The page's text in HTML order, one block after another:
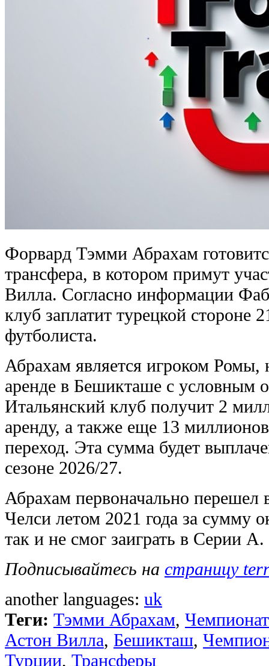
Форвард Тэмми Абрахам
трансфера, в котором примут
Вилла. Согласно информации
клуб заплатит турецкой стороне
футболиста.
Абрахам является игроком Ромы,
аренде в Бешикташе с условным
Итальянский клуб получит 2
аренду, а также еще 13
переход. Эта сумма будет
сезоне 2026/27.
Абрахам первоначально перешел
Челси летом 2021 года за сумму
так и не смог заиграть в Серии А.
Подписывайтесь на страницу
another languages: uk
Теги: Тэмми Абрахам,
Астон Вилла, Бешикташ,
Турции, Трансферы